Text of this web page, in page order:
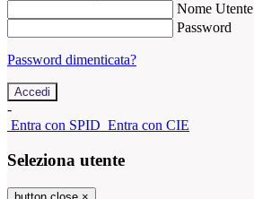
Nome Utente
Password
Password dimenticata?
-
Entra con SPID Entra con CIE
Seleziona utente